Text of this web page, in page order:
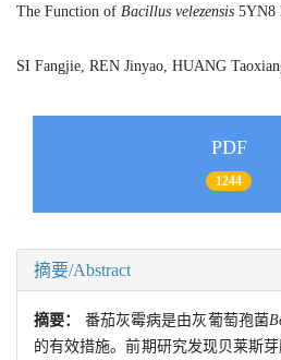
The Function of Bacillus velezensis 5YN8
SI Fangjie, REN Jinyao, HUANG
PDF
1244
摘要/Abstract
摘要： 番茄灰霉病是由灰葡萄孢菌
的有效措施。前期研究发现贝莱斯